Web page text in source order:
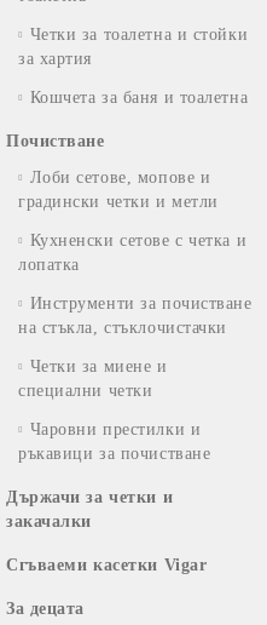
Четки за тоалетна и стойки
за хартия
Кошчета за баня и тоалетна
Почистване
Лоби сетове, мопове и
градински четки и метли
Кухненски сетове с четка и
лопатка
Инструменти за почистване
на стъкла, стъклочистачки
Четки за миене и
специални четки
Чаровни престилки и
ръкавици за почистване
Държачи за четки и
закачалки
Сгъваеми касетки Vigar
За децата